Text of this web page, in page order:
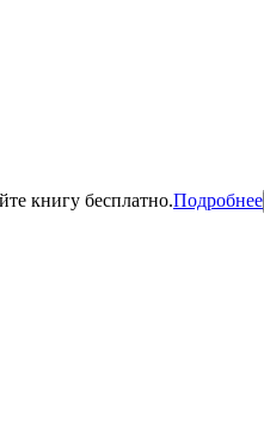
книгу бесплатно.Подробнее